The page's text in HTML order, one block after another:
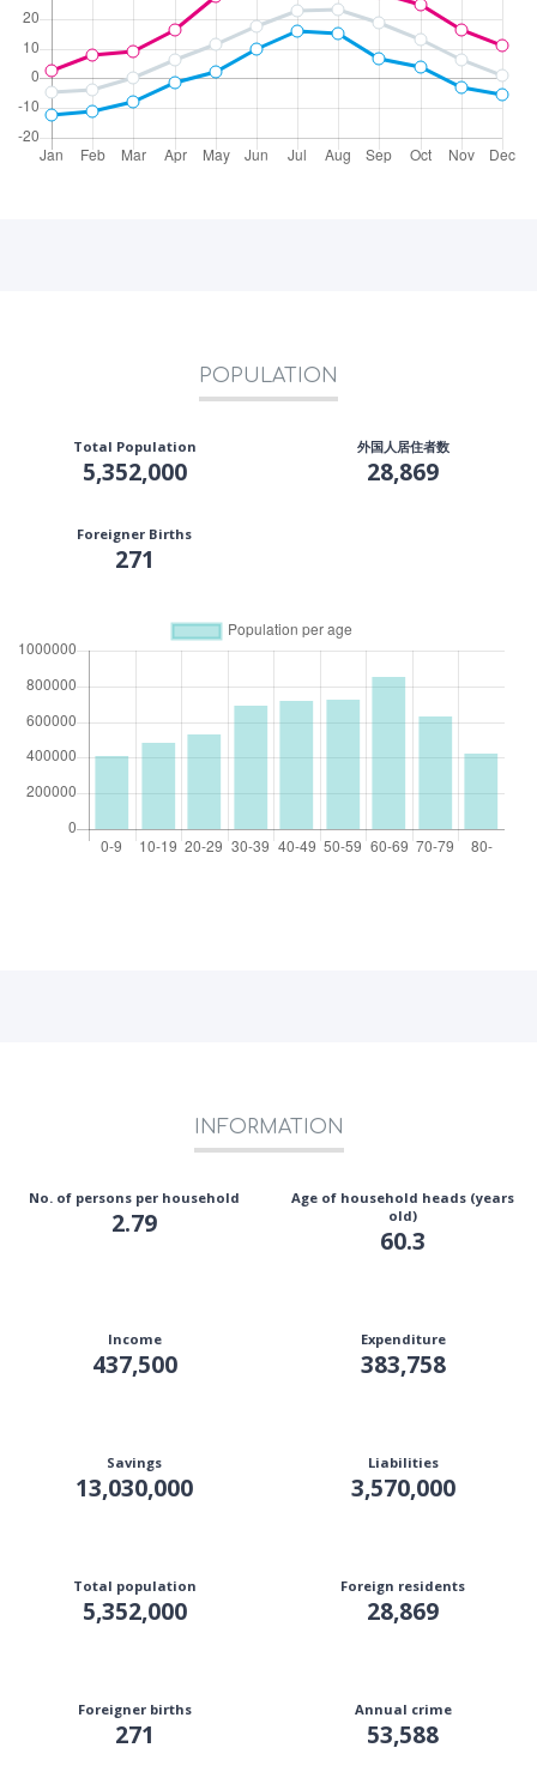
POPULATION
Total Population
5,352,000
外国人居住者数
28,869
Foreigner Births
271
INFORMATION
No. of persons per household
2.79
Age of household heads (years
old)
60.3
Income
437,500
Expenditure
383,758
Savings
13,030,000
Liabilities
3,570,000
Total population
5,352,000
Foreign residents
28,869
Foreigner births
271
Annual crime
53,588